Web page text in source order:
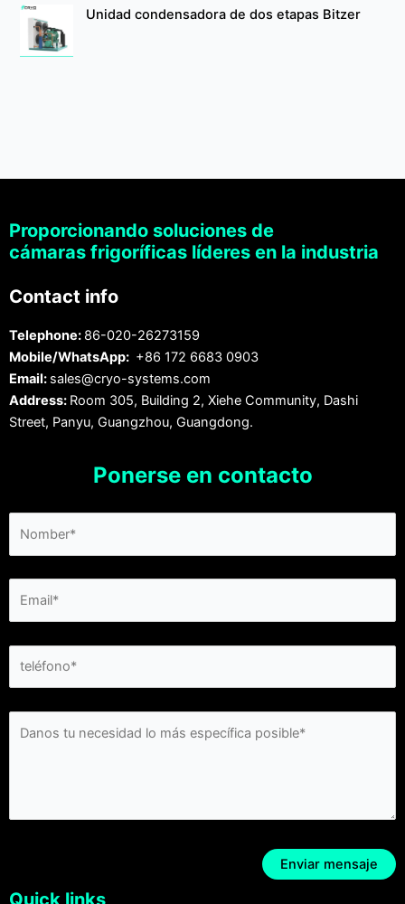
Unidad condensadora de dos etapas Bitzer
Proporcionando soluciones de
cámaras frigoríficas líderes en la industria
Contact info
Telephone: 86-020-26273159
Mobile/WhatsApp: +86 172 6683 0903
Email: sales@cryo-systems.com
Address: Room 305, Building 2, Xiehe Community, Dashi
Street, Panyu, Guangzhou, Guangdong.
Ponerse en contacto